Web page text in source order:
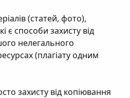
(статей, фото),
є способи захисту від
нелегального
(плагіату одним
захисту від копіювання